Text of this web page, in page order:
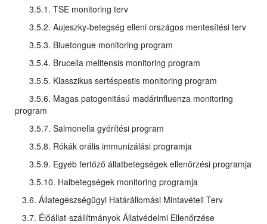
3.5.1. TSE monitoring terv
3.5.2. Aujeszky-betegség elleni országos mentesítési terv
3.5.3. Bluetongue monitoring program
3.5.4. Brucella melitensis monitoring program
3.5.5. Klasszikus sertéspestis monitoring program
3.5.6. Magas patogenitású madárinfluenza monitoring
program
3.5.7. Salmonella gyérítési program
3.5.8. Rókák orális immunizálási programja
3.5.9. Egyéb fertőző állatbetegségek ellenőrzési programja
3.5.10. Halbetegségek monitoring programja
3.6. Állategészségügyi Határállomási Mintavételi Terv
3.7. Élőállat-szállítmányok Állatvédelmi Ellenőrzése